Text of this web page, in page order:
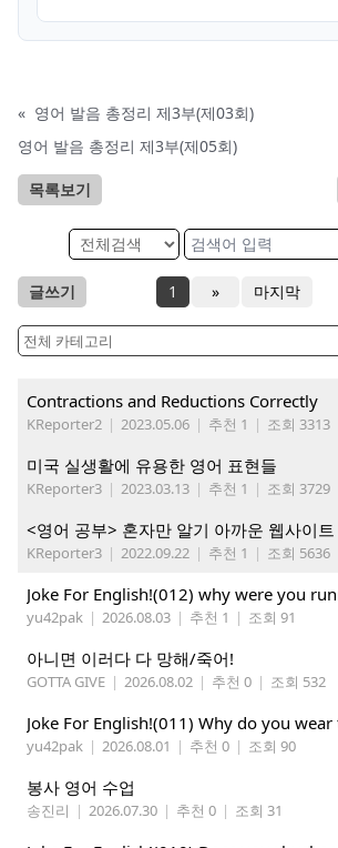
« 영어 발음 총정리 제3부(제03회)
영어 발음 총정리 제3부(제05회)
목록보기
글쓰기 1 » 마지막
Contractions and Reductions Correctly
KReporter2 | 2023.05.06 | 추천 1 | 조회 3313
미국 실생활에 유용한 영어 표현들
KReporter3 | 2023.03.13 | 추천 1 | 조회 3729
<영어 공부> 혼자만 알기 아까운 웹사이
KReporter3 | 2022.09.22 | 추천 1 | 조회 5636
yu42pak | 2026.08.03 | 추천 1 | 조회 91
아니면 이러다 다 망해/죽어!
GOTTA GIVE | 2026.08.02 | 추천 0 | 조회 532
Joke For English!(011) Why do you
yu42pak | 2026.08.01 | 추천 0 | 조회 90
봉사 영어 수업
송진리 | 2026.07.30 | 추천 0 | 조회 31